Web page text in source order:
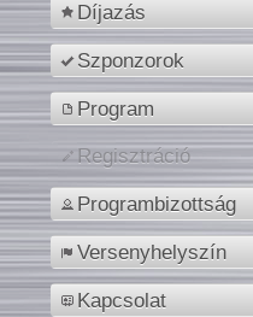
Díjazás
Szponzorok
Program
Regisztráció
Programbizottság
Versenyhelyszín
Kapcsolat